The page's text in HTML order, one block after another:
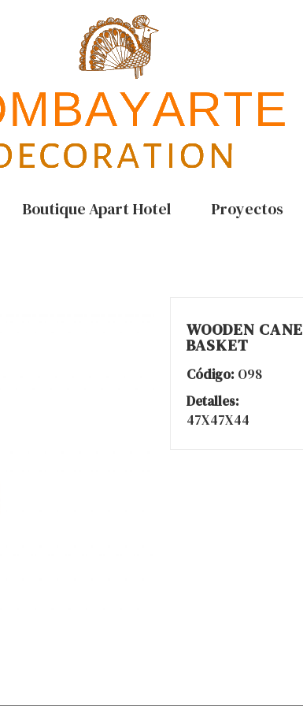
Boutique Apart Hotel Proyectos
WOODEN CANE
BASKET
Código: O98
Detalles:
47X47X44